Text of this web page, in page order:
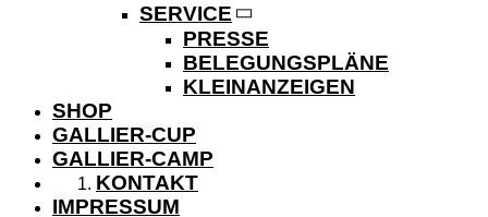
SERVICE
PRESSE
BELEGUNGSPLÄNE
KLEINANZEIGEN
SHOP
GALLIER-CUP
GALLIER-CAMP
KONTAKT
IMPRESSUM